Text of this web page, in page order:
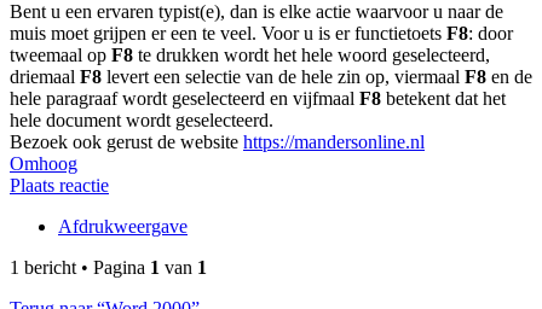
Bent u een ervaren typist(e), dan is elke actie waarvoor u naar de
muis moet grijpen er een te veel. Voor u is er functietoets F8: door
tweemaal op F8 te drukken wordt het hele woord geselecteerd,
driemaal F8 levert een selectie van de hele zin op, viermaal F8 en de
hele paragraaf wordt geselecteerd en vijfmaal F8 betekent dat het
hele document wordt geselecteerd.
Bezoek ook gerust de website https://mandersonline.nl
Omhoog
Plaats reactie
Afdrukweergave
1 bericht • Pagina 1 van 1